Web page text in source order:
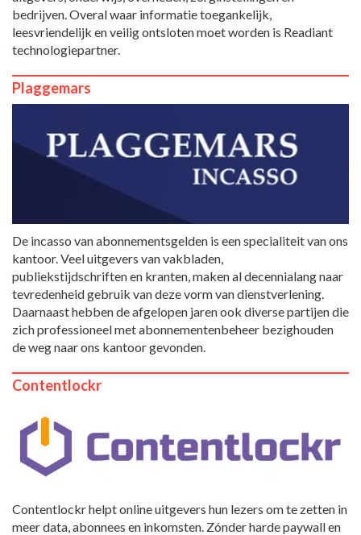
bedrijven. Overal waar informatie toegankelijk,
leesvriendelijk en veilig ontsloten moet worden is Readiant
technologiepartner.
Plaggemars
De incasso van abonnementsgelden is een specialiteit van ons
kantoor. Veel uitgevers van vakbladen,
publiekstijdschriften en kranten, maken al decennialang naar
tevredenheid gebruik van deze vorm van dienstverlening.
Daarnaast hebben de afgelopen jaren ook diverse partijen die
zich professioneel met abonnementenbeheer bezighouden
de weg naar ons kantoor gevonden.
Contentlockr
Contentlockr helpt online uitgevers hun lezers om te zetten in
meer data, abonnees en inkomsten. Zónder harde paywall en